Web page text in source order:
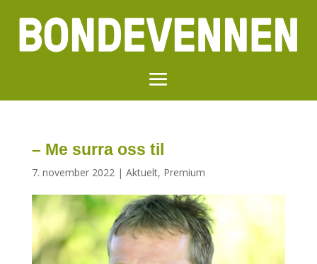
– Me surra oss til
7. november 2022| Aktuelt, Premium